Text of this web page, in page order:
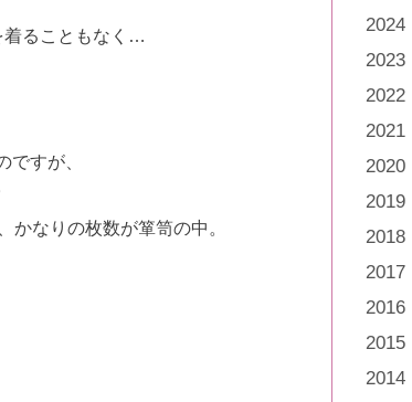
着ることもなく…
すが、
かなりの枚数が箪笥の中。
2024
2023
2022
2021
2020
2019
2018
2017
2016
2015
2014